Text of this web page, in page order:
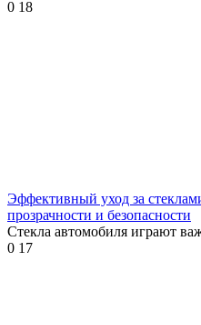
0 18
Эффективный уход за
прозрачности и безопасности
Стекла автомобиля играют
0 17